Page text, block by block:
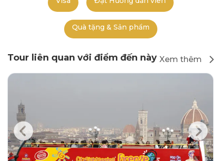
Quà tặng & Sản phẩm
Tour liên quan với điểm đến này Xem thêm